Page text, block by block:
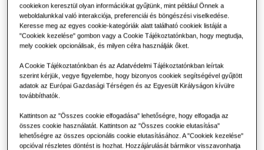
Kérjen árajánlatot
cookiekon keresztül olyan információkat gyűjtünk, mint például Önnek a
weboldalunkkal való interakciója, preferenciái és böngészési viselkedése.
Keresse meg az egyes cookie-kategóriák alatt található cookiek listáját a
"Cookiek kezelése" gombon vagy a Cookie Tájékoztatónkban, hogy megtudja,
mely cookiek opcionálisak, és milyen célra használják őket.
A Cookie Tájékoztatónkban és az Adatvédelmi Tájékoztatónkban leírtak
szerint kérjük, vegye figyelembe, hogy bizonyos cookiek segítségével gyűjtött
adatok az Európai Gazdasági Térségen és az Egyesült Királyságon kívülre
továbbíthatók.
Kattintson az "Összes cookie elfogadása" lehetőségre, hogy elfogadja az
összes cookie használatát. Kattintson az "Összes cookie elutasítása"
lehetőségre az összes opcionális cookie elutasításához. A "Cookiek kezelése"
opcióval részletes döntést is hozhat. Hozzájárulását bármikor visszavonhatja